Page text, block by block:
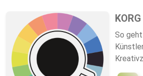
So
Extra: